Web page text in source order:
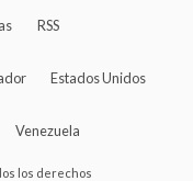
RSS
Estados Unidos
Venezuela
los derechos